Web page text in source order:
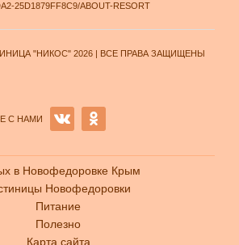
25D1879FF8C9/ABOUT-RESORT
"НИКОС" 2026 | ВСЕ ПРАВА ЗАЩИЩЕНЫ
С НАМИ
в Новофедоровке Крым
Новофедоровки
Питание
Полезно
Карта сайта